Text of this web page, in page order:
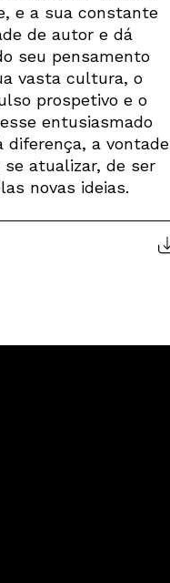
e a sua constante
de autor e dá
seu pensamento
vasta cultura, o
prospetivo e o
entusiasmado
diferença, a vontade
se atualizar, de ser
novas ideias.